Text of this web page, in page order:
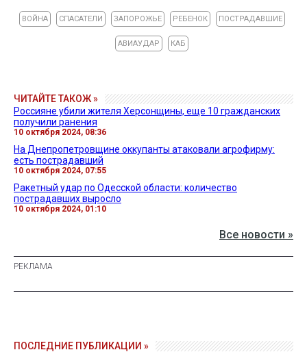
ВОЙНА СПАСАТЕЛИ ЗАПОРОЖЬЕ РЕБЕНОК ПОСТРАДАВШИЕ
АВИАУДАР КАБ
ЧИТАЙТЕ ТАКОЖ »
Россияне убили жителя Херсонщины, еще 10 гражданских
получили ранения
10 октября 2024, 08:36
На Днепропетровщине оккупанты атаковали агрофирму:
есть пострадавший
10 октября 2024, 07:55
Ракетный удар по Одесской области: количество
пострадавших выросло
10 октября 2024, 01:10
Все новости »
ПОСЛЕДНИЕ ПУБЛИКАЦИИ »